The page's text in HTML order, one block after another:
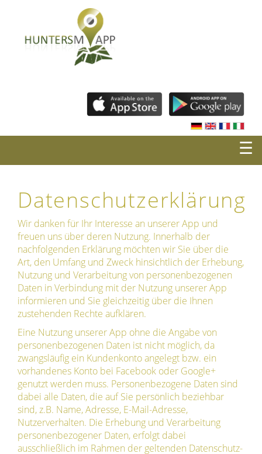
☰
Datenschutzerklärung
Wir danken für Ihr Interesse an unserer App und
freuen uns über deren Nutzung. Innerhalb der
nachfolgenden Erklärung möchten wir Sie über die
Art, den Umfang und Zweck hinsichtlich der Erhebung,
Nutzung und Verarbeitung von personenbezogenen
Daten in Verbindung mit der Nutzung unserer App
informieren und Sie gleichzeitig über die Ihnen
zustehenden Rechte aufklären.
Eine Nutzung unserer App ohne die Angabe von
personenbezogenen Daten ist nicht möglich, da
zwangsläufig ein Kundenkonto angelegt bzw. ein
vorhandenes Konto bei Facebook oder Google+
genutzt werden muss. Personenbezogene Daten sind
dabei alle Daten, die auf Sie persönlich beziehbar
sind, z.B. Name, Adresse, E-Mail-Adresse,
Nutzerverhalten. Die Erhebung und Verarbeitung
personenbezogener Daten, erfolgt dabei
ausschließlich im Rahmen der geltenden Datenschutz-